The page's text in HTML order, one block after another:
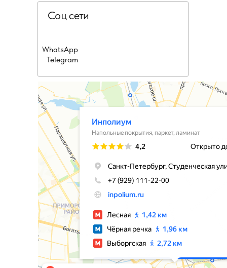
Соц сети
WhatsApp
Telegram